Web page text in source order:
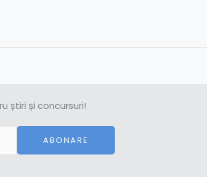
știri și concursuri!
ABONARE